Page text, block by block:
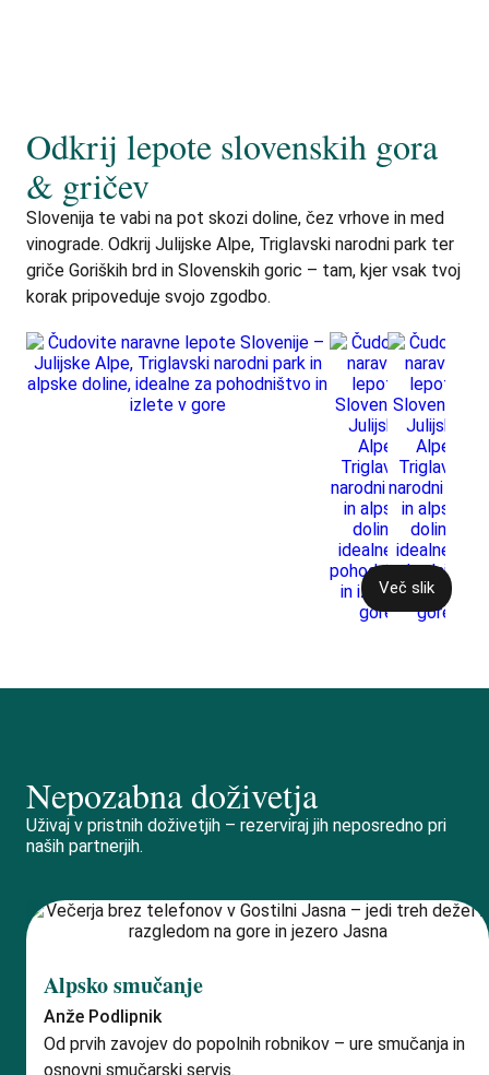
Odkrij lepote slovenskih gora
& gričev
Slovenija te vabi na pot skozi doline, čez vrhove in med
vinograde. Odkrij Julijske Alpe, Triglavski narodni park ter
griče Goriških brd in Slovenskih goric – tam, kjer vsak tvoj
korak pripoveduje svojo zgodbo.
Več slik
Nepozabna doživetja
Uživaj v pristnih doživetjih – rezerviraj jih neposredno pri
naših partnerjih.
Alpsko smučanje
Anže Podlipnik
Od prvih zavojev do popolnih robnikov – ure smučanja in
osnovni smučarski servis.